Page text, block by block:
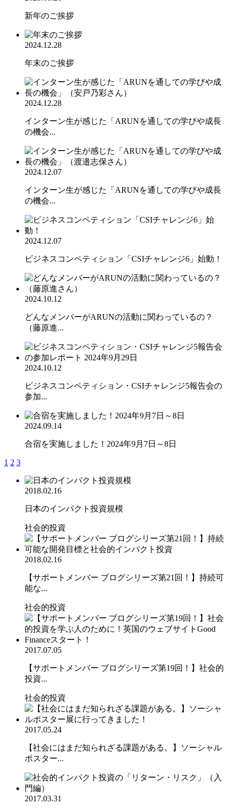
新年のご挨拶
2024.12.28
年末のご挨拶
2024.12.28
インターン生が感じた「ARUNを通しての学びや成長
の機会...
2024.12.07
インターン生が感じた「ARUNを通しての学びや成長
の機会...
2024.12.07
ビジネスコンペティション「CSIチャレンジ6」始動！
2024.10.12
どんなメンバーがARUNの活動に関わっているの？
（藤原進...
2024.10.12
ビジネスコンペティション・CSIチャレンジ5報告会の
参加...
2024.09.14
合宿を実施しました！2024年9月7日～8日
1 2 3
2018.02.16
日本のインパクト投資規模
社会的投資
2018.02.16
【サポートメンバー ブログシリーズ第21回！】持続可
能な...
社会的投資
2017.07.05
【サポートメンバー ブログシリーズ第19回！】社会的
投資...
社会的投資
2017.05.24
【社会にはまだ知られざる課題がある。】ソーシャル
ポスター...
2017.03.31